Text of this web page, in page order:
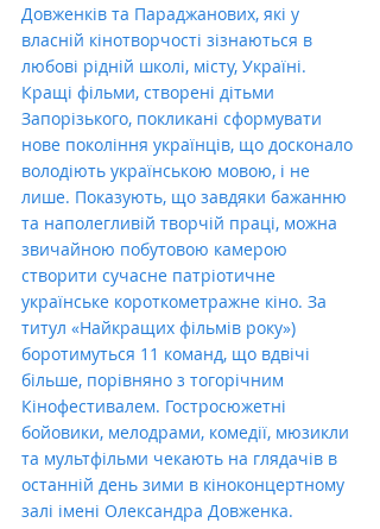
Довженків та Параджанових, які у
власній кінотворчості зізнаються в
любові рідній школі, місту, Україні.
Кращі фільми, створені дітьми
Запорізького, покликані сформувати
нове покоління українців, що досконало
володіють українською мовою, і не
лише. Показують, що завдяки бажанню
та наполегливій творчій праці, можна
звичайною побутовою камерою
створити сучасне патріотичне
українське короткометражне кіно. За
титул «Найкращих фільмів року»)
боротимуться 11 команд, що вдвічі
більше, порівняно з тогорічним
Кінофестивалем. Гостросюжетні
бойовики, мелодрами, комедії, мюзикли
та мультфільми чекають на глядачів в
останній день зими в кіноконцертному
залі імені Олександра Довженка.